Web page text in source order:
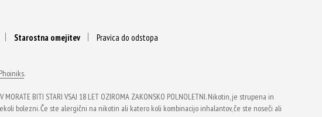
Starostna omejitev Pravica do odstopa
Phoiniks.
MORATE BITI STARI VSAJ 18 LET OZIROMA ZAKONSKO POLNOLETNI. Nikotin, je strupena in
bolezni. Če ste alergični na nikotin ali katero koli kombinacijo inhalantov, če ste noseči ali